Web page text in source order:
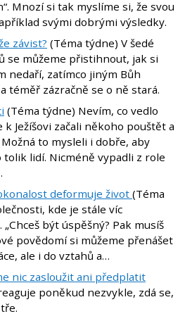
Mnozí si tak myslíme si, že svou
svými dobrými výsledky.
závist? (Téma týdne) V šedé
se můžeme přistihnout, jak si
nedaří, zatímco jiným Bůh
téměř zázračně se o ně stará.
(Téma týdne) Nevím, co vedlo
Ježíšovi začali někoho pouštět a
to mysleli i dobře, aby
tolik lidí. Nicméně vypadli z role
deformuje život (Téma
kde je stále víc
být úspěšný? Pak musíš
povědomí si můžeme přenášet
ale i do vztahů a…
nic zasloužit ani předplatit
poněkud nezvykle, zdá se,